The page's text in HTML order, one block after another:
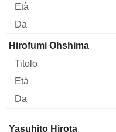
Hirofumi Ohshima
Amministratore
Yasuhito Hirota